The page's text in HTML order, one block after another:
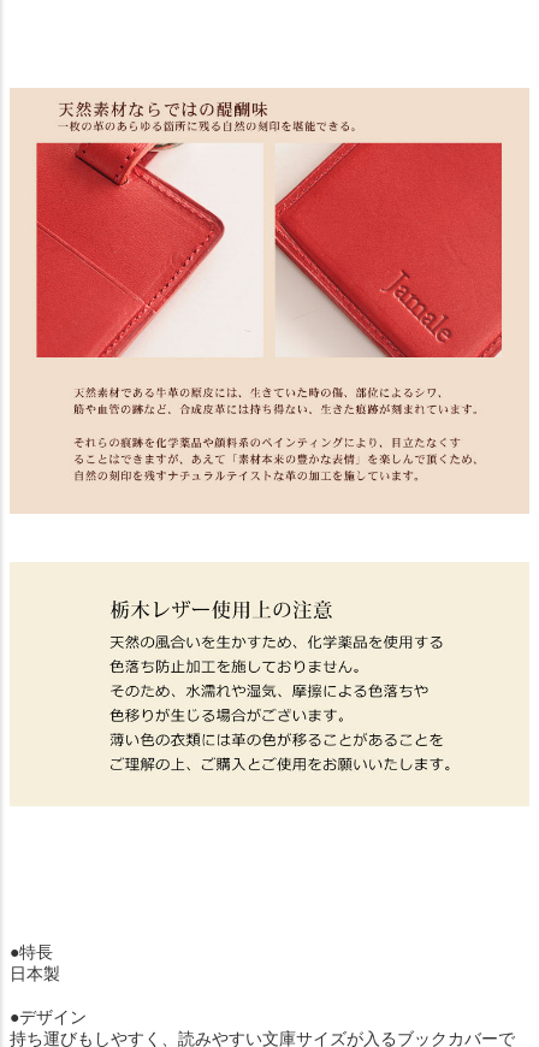
●特長
日本製
●デザイン
持ち運びもしやすく、読みやすい文庫サイズが入るブックカバーで